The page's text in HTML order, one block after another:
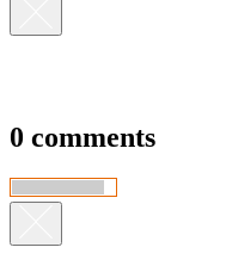
0 comments